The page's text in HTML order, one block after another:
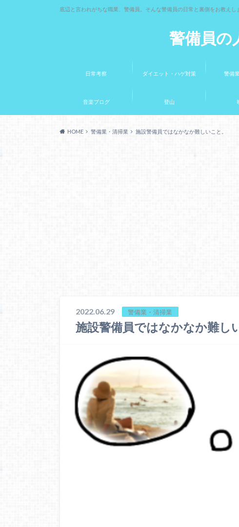
警備員の
底辺と言われがちな職業、警備員。そんな警備員の日常と裏側をお教えし
日常考察 ダイエット・ハゲ対策 警備
音楽ブログ 登山
HOME 警備業・清掃業 施設警備員ではなかなか難しいこと。
2022.06.29 警備業・清掃業
施設警備員ではなかなか難し